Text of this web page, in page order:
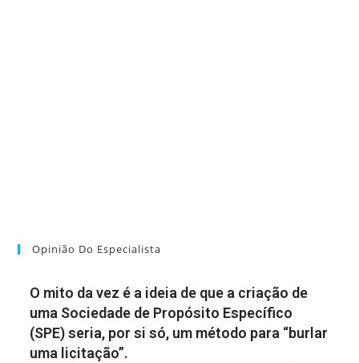
Opinião Do Especialista
O mito da vez é a ideia de que a criação de
uma Sociedade de Propósito Específico
(SPE) seria, por si só, um método para “burlar
uma licitação”.